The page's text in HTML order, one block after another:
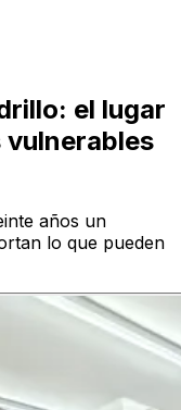
el lugar
años un
lo que pueden